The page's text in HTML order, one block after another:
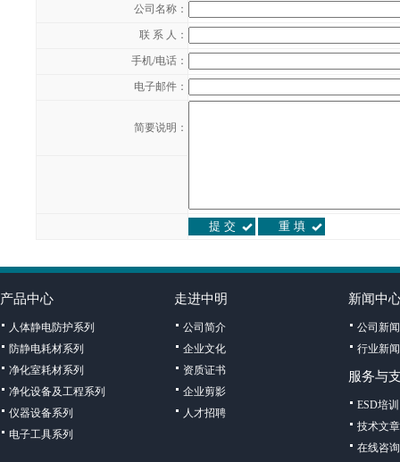
公司名称：
联 系 人：
手机/电话：
电子邮件：
简要说明：
产品中心
人体静电防护系列
防静电耗材系列
净化室耗材系列
净化设备及工程系列
仪器设备系列
电子工具系列
走进中明
公司简介
企业文化
资质证书
企业剪影
人才招聘
新闻中
公司新闻
行业新闻
服务与
ESD培训
技术文章
在线咨询